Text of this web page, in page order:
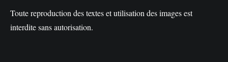
Toute reproduction des textes et utilisation des images est
interdite sans autorisation.